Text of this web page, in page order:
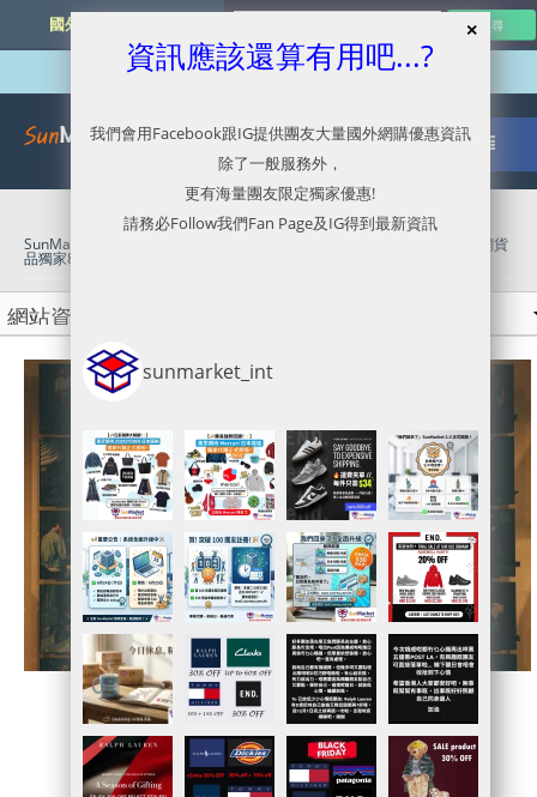
國外網購最新資訊
SunMarket 代購．代運．代寄 Levi's官網代購/代運/集運服務指南 | 全網貨
品獨家85折優惠
官網連結
Sale貨品
資訊應該還算有用吧...?
我們會用Facebook跟IG提供團友大量國外網購優惠資訊
除了一般服務外，
更有海量團友限定獨家優惠!
請務必Follow我們Fan Page及IG得到最新資訊
sunmarket_int